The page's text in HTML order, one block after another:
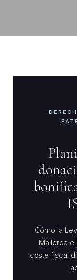
Cómo la
Mallorca e
coste fiscal